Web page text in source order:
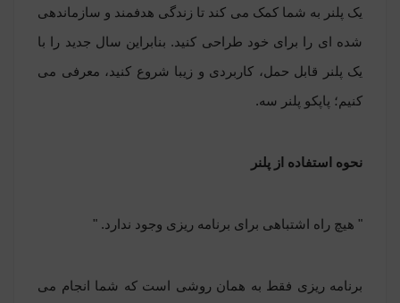
یک پلنر به شما کمک می کند تا زندگی هدفمند و سازماندهی
شده ای را برای خود طراحی کنید. بنابراین سال جدید را با
یک پلنر قابل حمل، کاربردی و زیبا شروع کنید، معرفی می
کنیم؛ پاپکو پلنر سه.
نحوه استفاده از پلنر
" هیچ راه اشتباهی برای برنامه ریزی وجود ندارد. "
برنامه ریزی فقط به همان روشی است که شما انجام می